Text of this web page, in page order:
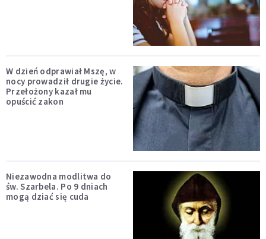
W dzień odprawiał Mszę, w
nocy prowadził drugie życie.
Przełożony kazał mu
opuścić zakon
Niezawodna modlitwa do
św. Szarbela. Po 9 dniach
mogą dziać się cuda